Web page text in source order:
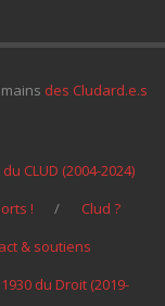
des Cludard.e.s
CLUD (2004-2024)
!
Clud ?
& soutiens
du Droit (2019-